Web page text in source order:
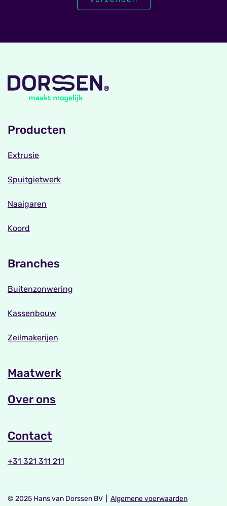
Producten
Extrusie
Spuitgietwerk
Naaigaren
Koord
Branches
Buitenzonwering
Kassenbouw
Zeilmakerijen
Maatwerk
Over ons
Contact
+31 321 311 211
© 2025 Hans van Dorssen BV | Algemene voorwaarden